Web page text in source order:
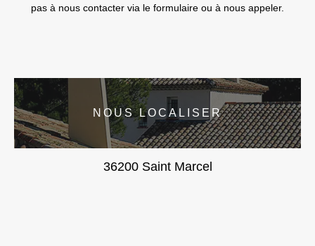
pas à nous contacter via le formulaire ou à nous appeler.
NOUS LOCALISER
36200 Saint Marcel